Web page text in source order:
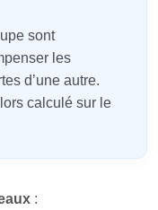
sont
les
d’une autre.
calculé sur le
: